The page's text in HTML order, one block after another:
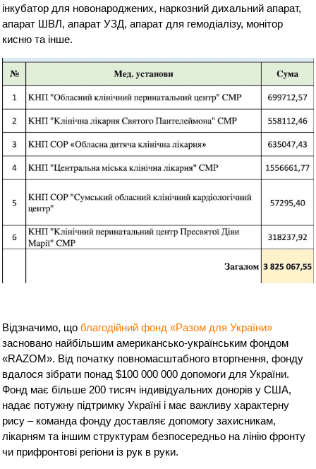
інкубатор для новонароджених, наркозний дихальний апарат,
апарат ШВЛ, апарат УЗД, апарат для гемодіалізу, монітор
кисню та інше.
Відзначимо, щоблагодійний фонд «Разом для України»
засновано найбільшим американсько-українським фондом
«RAZOM». Від початку повномасштабного вторгнення, фонду
вдалося зібрати понад $100 000 000 допомоги для України.
Фонд має більше 200 тисяч індивідуальних донорів у США,
надає потужну підтримку Україні і має важливу характерну
рису – команда фонду доставляє допомогу захисникам,
лікарням та іншим структурам безпосередньо на лінію фронту
чи прифронтові регіони із рук в руки.